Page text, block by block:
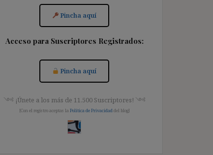
Pincha aquí
Acceso para Suscriptores Registrados:
Pincha aquí
༺ ¡Únete a los más de 11.500 Suscriptores! ༺
[Con el registro aceptas la Política de Privacidad del blog]